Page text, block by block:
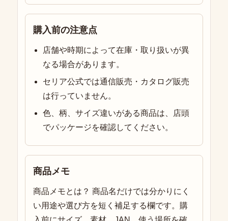
購入前の注意点
店舗や時期によって在庫・取り扱いが異
なる場合があります。
セリア公式では通信販売・カタログ販売
は行っていません。
色、柄、サイズ違いがある商品は、店頭
でパッケージを確認してください。
商品メモ
商品メモとは？ 商品名だけでは分かりにく
い用途や選び方を短く補足する欄です。購